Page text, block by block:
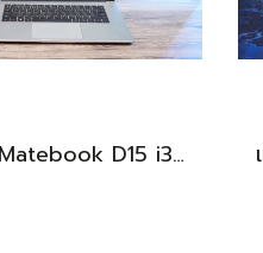
Huawei Matebook D15 i3-10110U Ram8 256GB M.2 จอ15.6นิ้ว FHD IPS 60hz สเปคทำงานทั่วไป หน้าจอใหญ่ ดีไซน์เครื่องบางเบา เครื่องพร้อมใช้งาน ขายถูกเพียง 6,990.-เท่านั้น